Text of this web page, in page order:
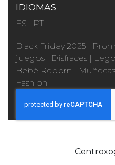
IDIOMAS
ES | PT
Black Friday 2025 |
juegos | Disfraces | Lego
Bebé Reborn |
Fashion